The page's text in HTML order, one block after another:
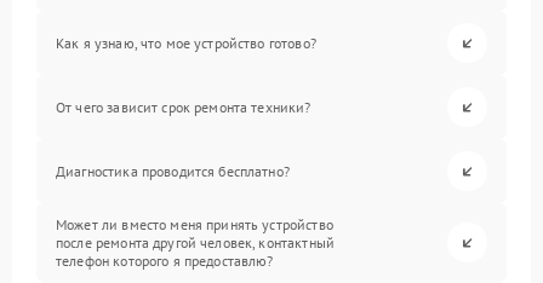
Как я узнаю, что мое устройство готово?
От чего зависит срок ремонта техники?
Диагностика проводится бесплатно?
Может ли вместо меня принять устройство
после ремонта другой человек, контактный
телефон которого я предоставлю?